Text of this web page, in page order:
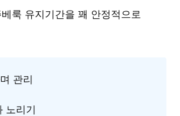
룩 유지기간을 꽤 안정적으로
관리
노리기